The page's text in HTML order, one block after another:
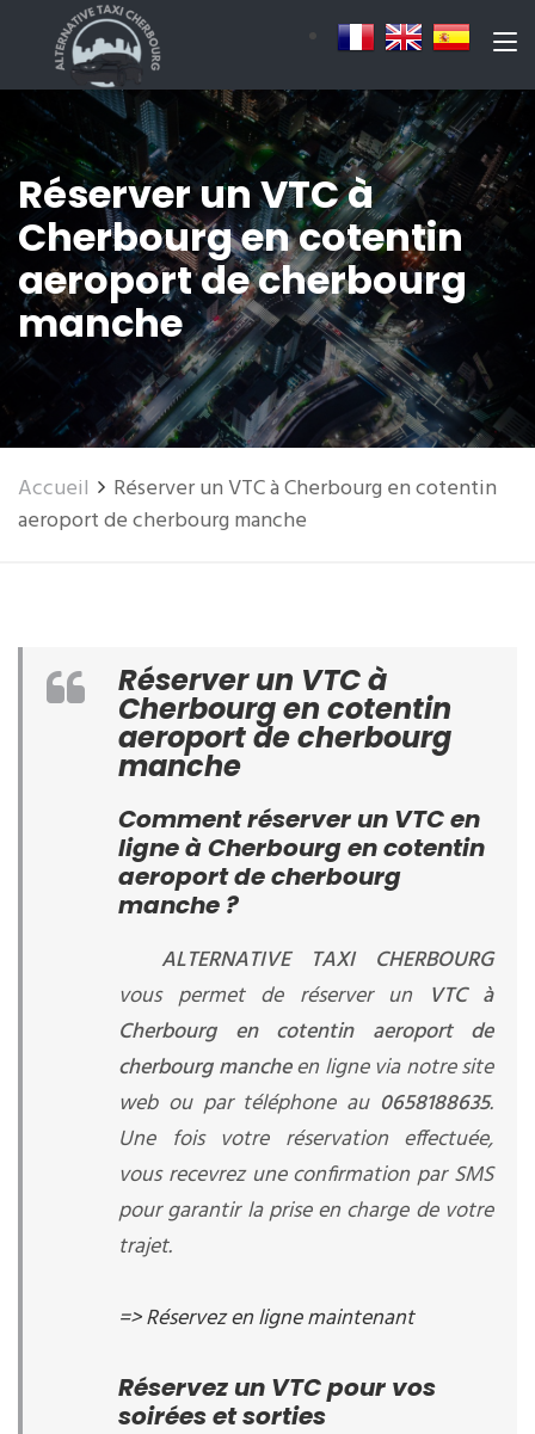
Réserver un VTC à
Cherbourg en cotentin
aeroport de cherbourg
manche
Accueil
Réserver un VTC à Cherbourg en cotentin
aeroport de cherbourg manche
Réserver un VTC à
Cherbourg en cotentin
aeroport de cherbourg
manche
Comment réserver un VTC en
ligne à Cherbourg en cotentin
aeroport de cherbourg
manche ?
ALTERNATIVE TAXI CHERBOURG
vous permet de réserver un VTC à
Cherbourg en cotentin aeroport de
cherbourg mancheen ligne via notre site
web ou par téléphone au 0658188635.
Une fois votre réservation effectuée,
vous recevrez une confirmation par SMS
pour garantir la prise en charge de votre
trajet.
=> Réservez en ligne maintenant
Réservez un VTC pour vos
soirées et sorties